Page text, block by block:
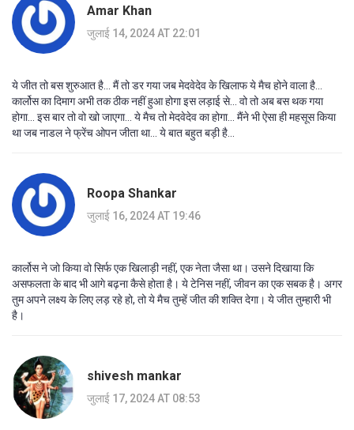
Amar Khan
जुलाई 14, 2024 AT 22:01
ये जीत तो बस शुरुआत है... मैं तो डर गया जब मेदवेदेव के खिलाफ ये मैच होने वाला है...
कार्लोस का दिमाग अभी तक ठीक नहीं हुआ होगा इस लड़ाई से... वो तो अब बस थक गया
होगा... इस बार तो वो खो जाएगा... ये मैच तो मेदवेदेव का होगा... मैंने भी ऐसा ही महसूस किया
था जब नाडल ने फ्रेंच ओपन जीता था... ये बात बहुत बड़ी है...
Roopa Shankar
जुलाई 16, 2024 AT 19:46
कार्लोस ने जो किया वो सिर्फ एक खिलाड़ी नहीं, एक नेता जैसा था। उसने दिखाया कि
असफलता के बाद भी आगे बढ़ना कैसे होता है। ये टेनिस नहीं, जीवन का एक सबक है। अगर
तुम अपने लक्ष्य के लिए लड़ रहे हो, तो ये मैच तुम्हें जीत की शक्ति देगा। ये जीत तुम्हारी भी
है।
shivesh mankar
जुलाई 17, 2024 AT 08:53